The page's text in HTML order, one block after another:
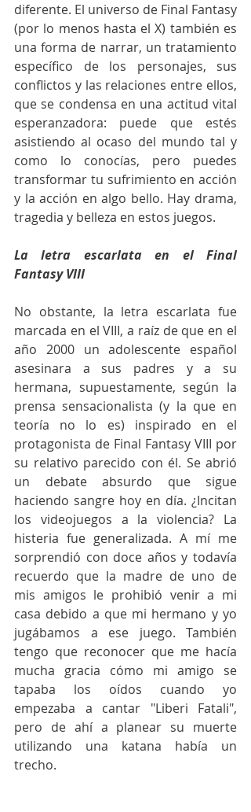
diferente. El universo de Final Fantasy
(por lo menos hasta el X) también es
una forma de narrar, un tratamiento
específico de los personajes, sus
conflictos y las relaciones entre ellos,
que se condensa en una actitud vital
esperanzadora: puede que estés
asistiendo al ocaso del mundo tal y
como lo conocías, pero puedes
transformar tu sufrimiento en acción
y la acción en algo bello. Hay drama,
tragedia y belleza en estos juegos.
La letra escarlata en el Final
Fantasy VIII
No obstante, la letra escarlata fue
marcada en el VIII, a raíz de que en el
año 2000 un adolescente español
asesinara a sus padres y a su
hermana, supuestamente, según la
prensa sensacionalista (y la que en
teoría no lo es) inspirado en el
protagonista de Final Fantasy VIII por
su relativo parecido con él. Se abrió
un debate absurdo que sigue
haciendo sangre hoy en día. ¿Incitan
los videojuegos a la violencia? La
histeria fue generalizada. A mí me
sorprendió con doce años y todavía
recuerdo que la madre de uno de
mis amigos le prohibió venir a mi
casa debido a que mi hermano y yo
jugábamos a ese juego. También
tengo que reconocer que me hacía
mucha gracia cómo mi amigo se
tapaba los oídos cuando yo
empezaba a cantar "Liberi Fatali",
pero de ahí a planear su muerte
utilizando una katana había un
trecho.